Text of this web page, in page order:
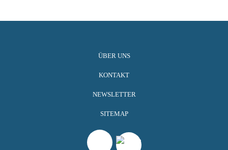
ÜBER UNS
KONTAKT
NEWSLETTER
SITEMAP